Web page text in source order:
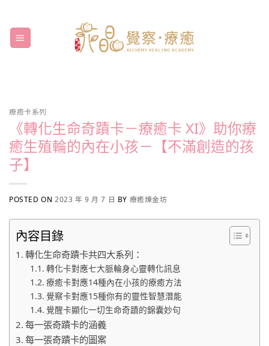
content
療癒卡系列
《轉化生命奇蹟卡－療癒卡 XI》助你療
癒生殖輪的內在小孩－【不滿創造的孩
子】
POSTED ON 2023 年 9 月 7 日 BY 療癒煉金坊
內容目錄
轉化生命奇蹟卡共四大系列：
轉化卡對應七大脈輪身心靈轉化訊息
療癒卡對應14種內在小孩的療癒方法
覺察卡對應15種你有的靈性智慧潛能
覺醒卡顯化一切生命奇蹟的錦囊妙句​
每一張奇蹟卡的涵義
每一張奇蹟卡的圖案